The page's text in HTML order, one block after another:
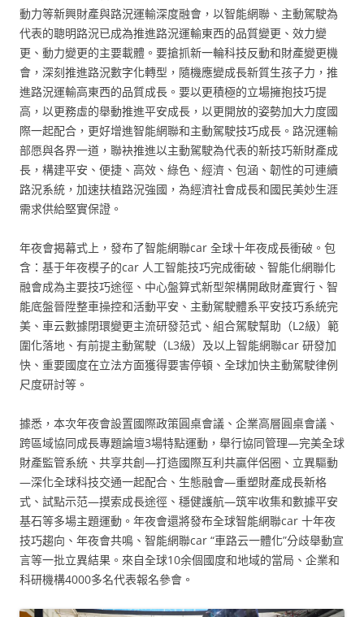
動力等新興財產與路況運輸深度融會，以智能網聯、主動駕駛為
代表的聰明路況已成為推進路況運輸東西的品質變更、效力變
更、動力變更的主要載體。要搶抓新一輪科技反動和財產變更機
會，深刻推進路況數字化轉型，隨機應變成長新質生孩子力，推
進路況運輸高東西的品質成長。要以更積極的立場擁抱技巧提
高，以更務虛的舉動推進平安成長，以更開放的姿勢加大力度國
際一起配合，更好增進智能網聯和主動駕駛技巧成長。路況運輸
部愿與各界一道，聯袂推進以主動駕駛為代表的新技巧新財產成
長，構建平安、便捷、高效、綠色、經濟、包涵、韌性的可連續
路況系統，加速扶植路況強國，為經濟社會成長和國民美妙生涯
需求供給堅實保證。
年夜會揭幕式上，發布了智能網聯car 全球十年夜成長衝破。包
含：基于年夜模子的car 人工智能技巧完成衝破、智能化網聯化
融會成為主要技巧途徑、中心盤算式新型架構開啟財產實行、智
能底盤晉陞整車操控和活動平安、主動駕駛體系平安技巧系統完
美、車云數據閉環變更主流研發范式、組合駕駛幫助（L2級）範
圍化落地、有前提主動駕駛（L3級）及以上智能網聯car 研發加
快、重要國度在立法方面獲得要害停頓、全球加快主動駕駛律例
尺度研討等。
據悉，本次年夜會設置國際政策圓桌會議、企業高層圓桌會議、
跨區域協同成長專題論壇3場特點運動，舉行協同管理—完美全球
財產監管系統、共享共創—打造國際互利共贏伴侶圈、立異驅動
—深化全球科技交通一起配合、生態融會—重塑財產成長新格
式、試點示范—摸索成長途徑、穩健護航—筑牢收集和數據平安
基石等多場主題運動。年夜會還將發布全球智能網聯car 十年夜
技巧趨向、年夜會共鳴、智能網聯car “車路云一體化”分歧舉動宣
言等一批立異結果。來自全球10余個國度和地域的當局、企業和
科研機構4000多名代表報名參會。